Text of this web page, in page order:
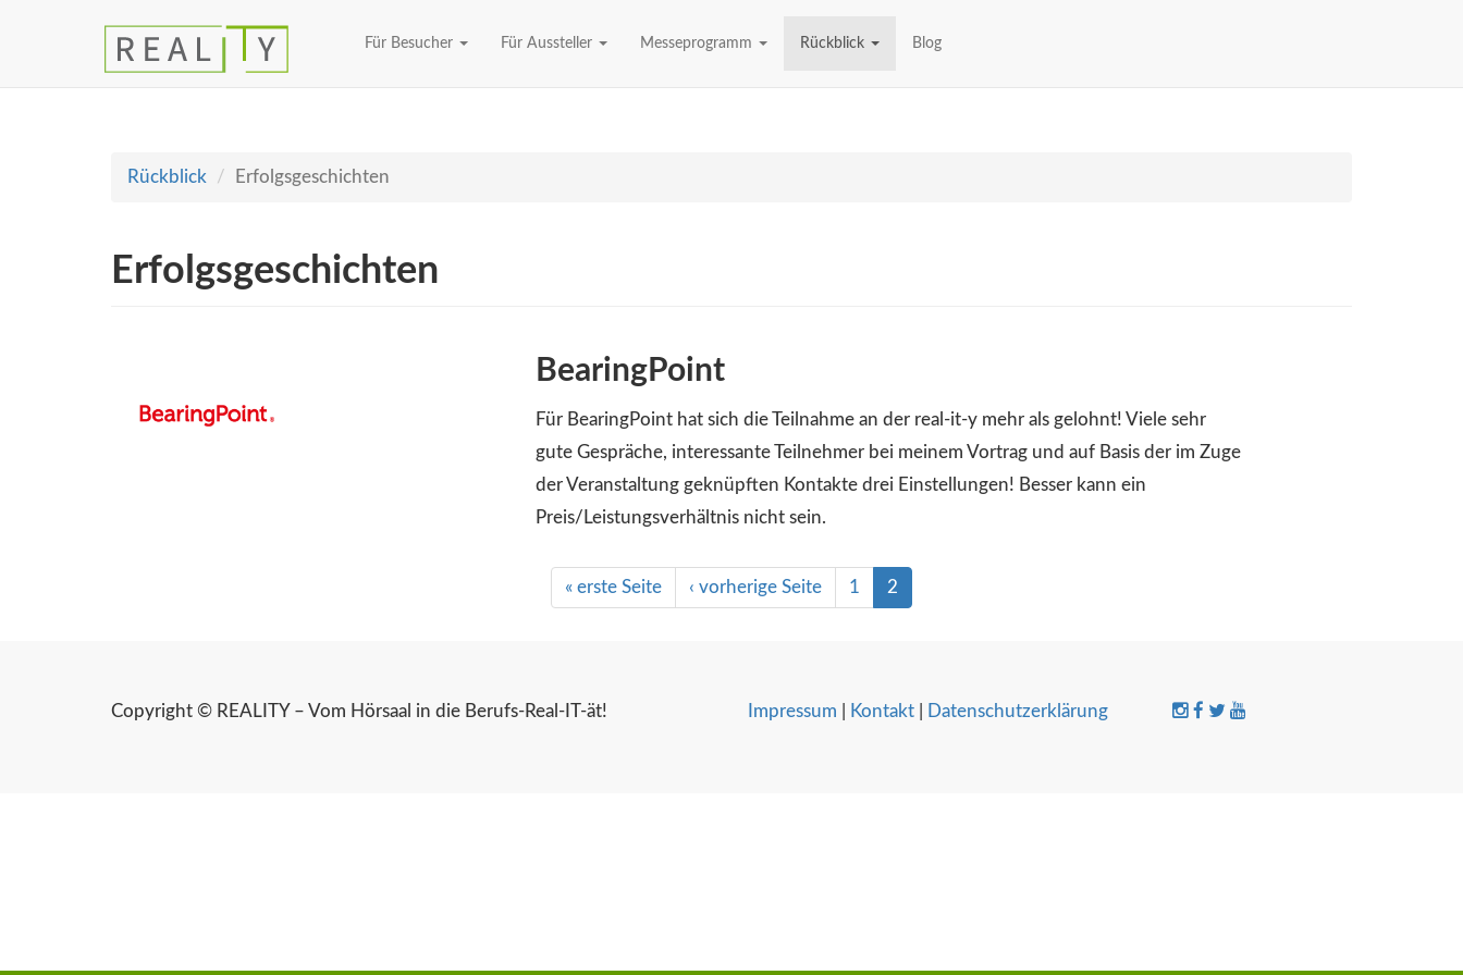
Für Besucher Für Aussteller Messeprogramm Rückblick Blog
Rückblick Erfolgsgeschichten
Erfolgsgeschichten
BearingPoint
Für BearingPoint hat sich die Teilnahme an der real-it-y mehr als gelohnt! Viele sehr
gute Gespräche, interessante Teilnehmer bei meinem Vortrag und auf Basis der im Zuge
der Veranstaltung geknüpften Kontakte drei Einstellungen! Besser kann ein
Preis/Leistungsverhältnis nicht sein.
« erste Seite ‹ vorherige Seite 1 2
Copyright © REALITY – Vom Hörsaal in die Berufs-Real-IT-ät! Impressum Kontakt Datenschutzerklärung